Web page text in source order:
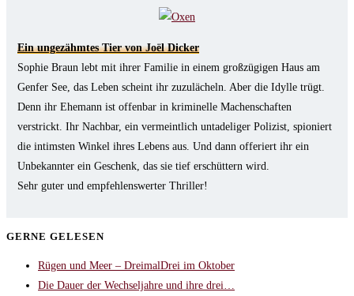
Ein ungezähmtes Tier von Joël Dicker
Sophie Braun lebt mit ihrer Familie in einem großzügigen Haus am
Genfer See, das Leben scheint ihr zuzulächeln. Aber die Idylle trügt.
Denn ihr Ehemann ist offenbar in kriminelle Machenschaften
verstrickt. Ihr Nachbar, ein vermeintlich untadeliger Polizist, spioniert
die intimsten Winkel ihres Lebens aus. Und dann offeriert ihr ein
Unbekannter ein Geschenk, das sie tief erschüttern wird.
Sehr guter und empfehlenswerter Thriller!
GERNE GELESEN
Rügen und Meer – DreimalDrei im Oktober
Die Dauer der Wechseljahre und ihre drei…